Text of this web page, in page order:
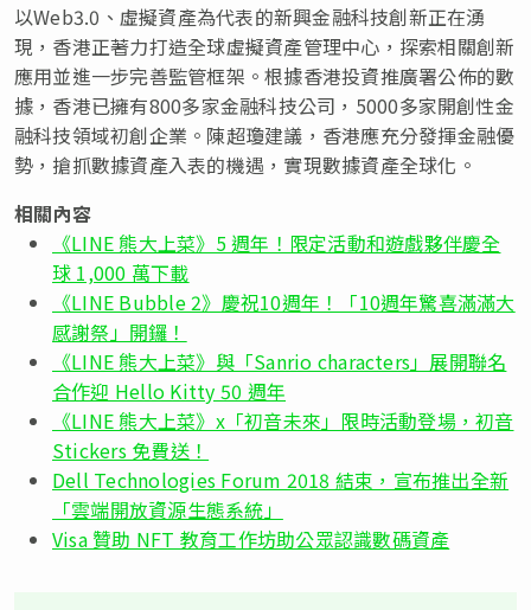
以Web3.0、虛擬資產為代表的新興金融科技創新正在湧
現，香港正著力打造全球虛擬資產管理中心，探索相關創新
應用並進一步完善監管框架。根據香港投資推廣署公佈的數
據，香港已擁有800多家金融科技公司，5000多家開創性金
融科技領域初創企業。陳超瓊建議，香港應充分發揮金融優
勢，搶抓數據資產入表的機遇，實現數據資產全球化。
相關內容
《LINE 熊大上菜》5 週年！限定活動和遊戲夥伴慶全
球 1,000 萬下載
《LINE Bubble 2》慶祝10週年！「10週年驚喜滿滿大
感謝祭」開鑼！
《LINE 熊大上菜》與「Sanrio characters」展開聯名
合作迎 Hello Kitty 50 週年
《LINE 熊大上菜》x「初音未來」限時活動登場，初音
Stickers 免費送！
Dell Technologies Forum 2018 結束，宣布推出全新
「雲端開放資源生態系統」
Visa 贊助 NFT 教育工作坊助公眾認識數碼資產